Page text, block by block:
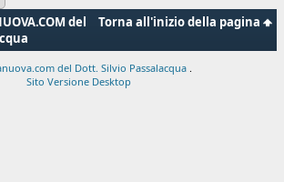
Torna all'inizio della pagina
del
del Dott. Silvio Passalacqua
Sito Versione Desktop